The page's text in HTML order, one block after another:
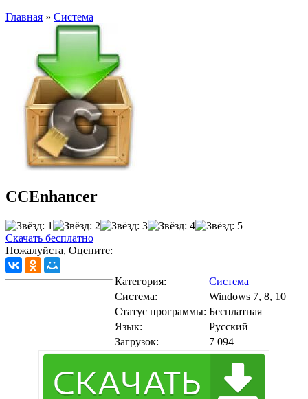
Главная » Система
CCEnhancer
Скачать бесплатно
Пожалуйста, Оцените:
Категория:
Система
Система:
Windows 7, 8, 10
Статус программы: Бесплатная
Язык:
Русский
Загрузок:
7 094